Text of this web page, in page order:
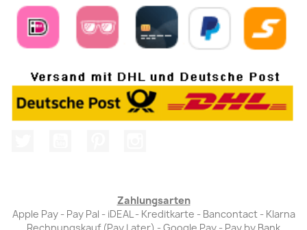
Zahlungsarten
Apple Pay - Pay Pal - iDEAL - Kreditkarte - Bancontact - Klarna